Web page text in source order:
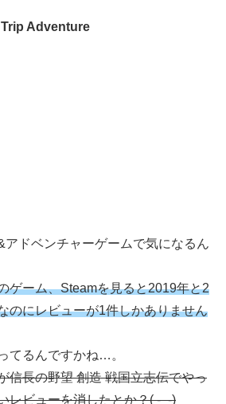
Adventure
アドベンチャーゲームで気になるん
ゲーム、Steamを見ると2019年と2
のにレビューが1件しかありません
てるんですかね…。
信長の野望 創造 戦国立志伝でやっ
レビューを消したとか？( -_-)